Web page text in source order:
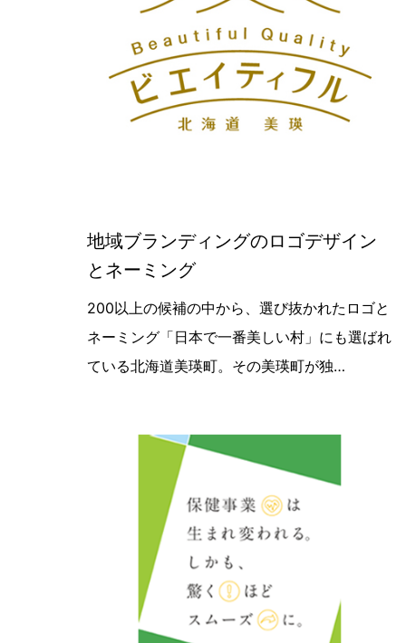
地域ブランディングのロゴデザイン
とネーミング
【最新デザイン実績紹介】地域ブラ
200以上の候補の中から、選び抜かれたロゴと
ネーミング「日本で一番美しい村」にも選ばれ
ている北海道美瑛町。その美瑛町が独…